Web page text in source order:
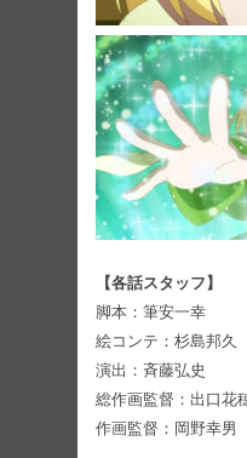
【各話スタッフ】
脚本：筆安一幸
絵コンテ：杉島邦久
演出：斉藤弘史
総作画監督：出口花
作画監督：岡野幸男